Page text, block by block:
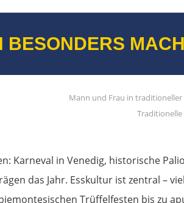
BESONDERS
Karneval in Venedig, historische
das Jahr. Esskultur ist zentral –
Trüffelfesten bis zu